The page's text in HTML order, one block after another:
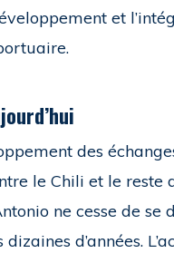
et
des
le Chili et le reste
ne cesse de se
d’années.